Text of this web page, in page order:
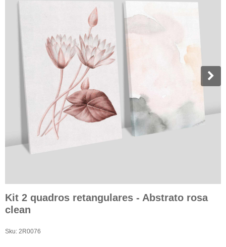
Kit 2 quadros retangulares - Abstrato rosa
clean
Sku: 2R0076